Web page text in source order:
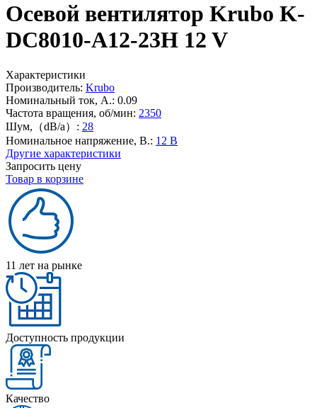
Осевой вентилятор Krubo K-
DC8010-A12-23H 12 V
Характеристики
Производитель: Krubo
Номинальный ток, А.: 0.09
Частота вращения, об/мин: 2350
Шум,（dB/a）: 28
Номинальное напряжение, В.: 12 В
Другие характеристики
Запросить цену
Товар в корзине
11 лет на рынке
Доступность продукции
Качество